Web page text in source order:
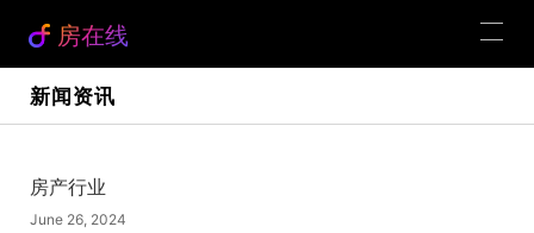
房在线
新闻资讯
房产行业
June 26, 2024